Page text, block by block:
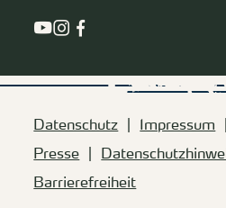
Datenschutz Impressum
Presse
Barrierefreiheit